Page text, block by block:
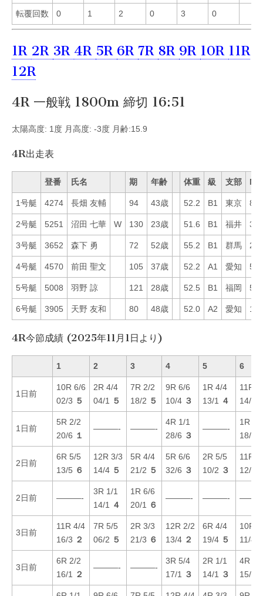
転覆回数 0 1 2 0 3 0
1R 2R 3R 4R 5R 6R 7R 8R 9R 10R 11R
12R
4R 一般戦 1800m 締切 16:51
太陽高度: 1度 月高度: -3度 月齢:15.9
4R出走表
登番 氏名 期 年齢 体重 級 支部 Mo
1号艇 4274 長畑 友輔 94 43歳 52.2 B1 東京 85
2号艇 5251 沼田 七華 W 130 23歳 51.6 B1 福井 33
3号艇 3652 森下 勇 72 52歳 55.2 B1 群馬 28
4号艇 4570 前田 聖文 105 37歳 52.2 A1 愛知 53
5号艇 5008 羽野 諒 121 28歳 52.5 B1 福岡 50
6号艇 3905 天野 友和 80 48歳 52.0 A2 愛知 19
4R今節成績 (2025年11月1日より)
1 2 3 4 5 6
1日前
10R 6/6
02/3 ５
2R 4/4
04/1
５
7R 2/2
18/2 ５
9R 6/6
10/4 ３
1R 4/4
13/1
４
11R
14/2
1日前
5R 2/2
20/6 １
———- ———-
4R 1/1
28/6 ３
———-
1R 1/
18/3
2日前
6R 5/5
13/5 ６
12R 3/3
14/4 ５
5R 4/4
21/2 ５
5R 6/6
32/6 ３
2R 5/5
10/2 ３
11R
12/4
2日前 ———-
3R 1/1
14/1
４
1R 6/6
20/1
６
———- ———-
3日前
11R 4/4
16/3 ２
7R 5/5
06/2 ５
2R 3/3
21/3 ６
12R 2/2
13/4 ２
6R 4/4
19/4 ５
10R
11/4
3日前
6R 2/2
16/1
２
———- ———-
3R 5/4
17/1
３
2R 1/1
14/1
３
4R 5/
15/4